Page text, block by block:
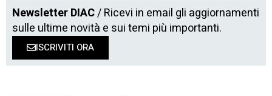
Newsletter DIAC/ Ricevi in email gli aggiornamenti
sulle ultime novità e sui temi più importanti.
ISCRIVITI ORA